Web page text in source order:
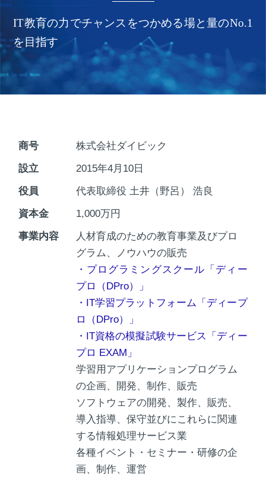
IT教育の力でチャンスをつかめる場と量のNo.1
を目指す
商号
株式会社ダイビック
設立
2015年4月10日
役員
代表取締役 土井（野呂） 浩良
資本金
1,000万円
事業内容
人材育成のための教育事業及びプロ
グラム、ノウハウの販売
・プログラミングスクール「ディー
プロ（DPro）」
・IT学習プラットフォーム「ディープ
ロ（DPro）」
・IT資格の模擬試験サービス「ディー
プロ EXAM」
学習用アプリケーションプログラム
の企画、開発、制作、販売
ソフトウェアの開発、製作、販売、
導入指導、保守並びにこれらに関連
する情報処理サービス業
各種イベント・セミナー・研修の企
画、制作、運営